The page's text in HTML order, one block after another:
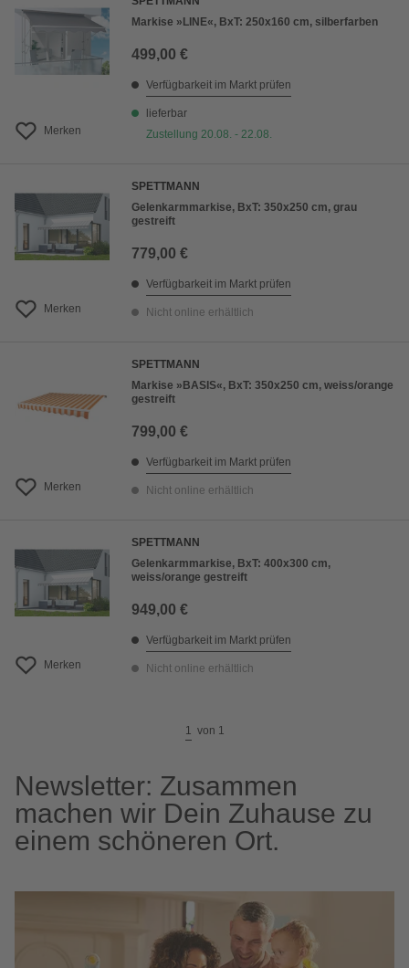
Merken
Markise »LINE«, BxT: 250x160 cm, silberfarben
499,00 €
Verfügbarkeit im Markt prüfen
lieferbar
Zustellung 20.08. - 22.08.
Merken
SPETTMANN
Gelenkarmmarkise, BxT: 350x250 cm, grau
gestreift
779,00 €
Verfügbarkeit im Markt prüfen
Nicht online erhältlich
Merken
SPETTMANN
Markise »BASIS«, BxT: 350x250 cm, weiss/orange
gestreift
799,00 €
Verfügbarkeit im Markt prüfen
Nicht online erhältlich
Merken
SPETTMANN
Gelenkarmmarkise, BxT: 400x300 cm,
weiss/orange gestreift
949,00 €
Verfügbarkeit im Markt prüfen
Nicht online erhältlich
1 von 1
Newsletter: Zusammen
machen wir Dein Zuhause zu
einem schöneren Ort.